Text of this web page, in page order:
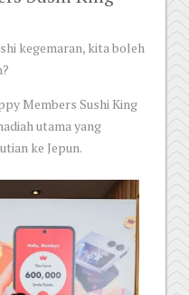
kegemaran, kita boleh
Members Sushi King
utama yang
ke Jepun.